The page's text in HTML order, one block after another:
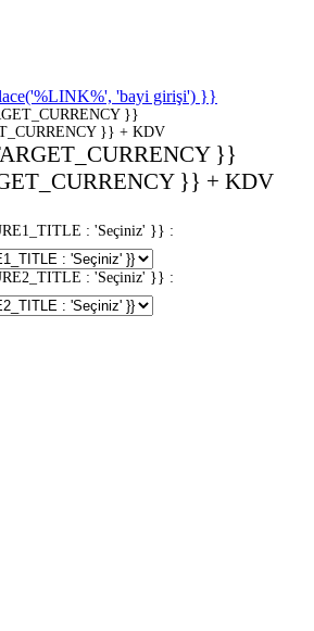
'bayi girişi') }}
}}
}} + KDV
}}
}} + KDV
: 'Seçiniz' }} :
: 'Seçiniz' }} :